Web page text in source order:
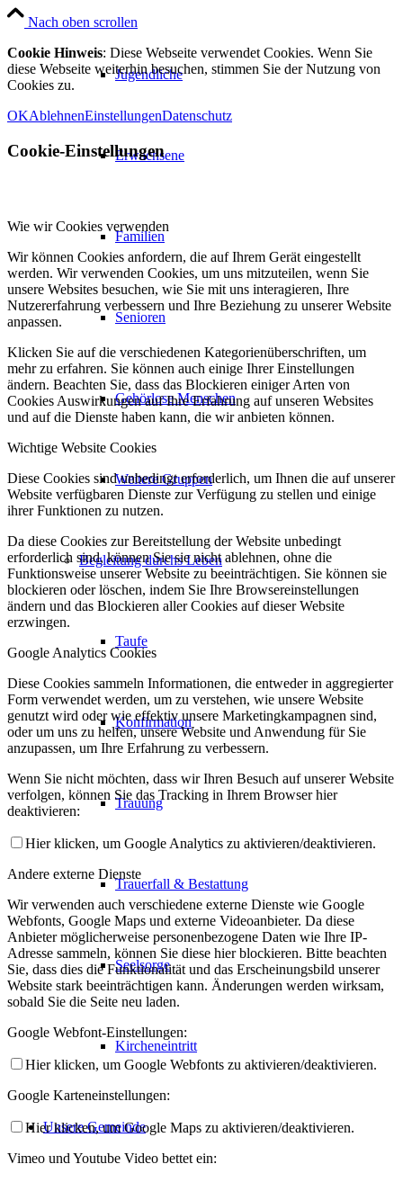
Jugendliche
Erwachsene
Familien
Senioren
Gehörlose Menschen
Weitere Gruppen
Begleitung durchs Leben
Taufe
Konfirmation
Trauung
Trauerfall & Bestattung
Seelsorge
Kircheneintritt
Unsere Gemeinde
Nach oben scrollen
Cookie Hinweis: Diese Webseite verwendet Cookies. Wenn Sie
diese Webseite weiterhin besuchen, stimmen Sie der Nutzung von
Cookies zu.
OKAblehnenEinstellungenDatenschutz
Cookie-Einstellungen
Wie wir Cookies verwenden
Wir können Cookies anfordern, die auf Ihrem Gerät eingestellt
werden. Wir verwenden Cookies, um uns mitzuteilen, wenn Sie
unsere Websites besuchen, wie Sie mit uns interagieren, Ihre
Nutzererfahrung verbessern und Ihre Beziehung zu unserer Website
anpassen.
Klicken Sie auf die verschiedenen Kategorienüberschriften, um
mehr zu erfahren. Sie können auch einige Ihrer Einstellungen
ändern. Beachten Sie, dass das Blockieren einiger Arten von
Cookies Auswirkungen auf Ihre Erfahrung auf unseren Websites
und auf die Dienste haben kann, die wir anbieten können.
Wichtige Website Cookies
Diese Cookies sind unbedingt erforderlich, um Ihnen die auf unserer
Website verfügbaren Dienste zur Verfügung zu stellen und einige
ihrer Funktionen zu nutzen.
Da diese Cookies zur Bereitstellung der Website unbedingt
erforderlich sind, können Sie sie nicht ablehnen, ohne die
Funktionsweise unserer Website zu beeinträchtigen. Sie können sie
blockieren oder löschen, indem Sie Ihre Browsereinstellungen
ändern und das Blockieren aller Cookies auf dieser Website
erzwingen.
Google Analytics Cookies
Diese Cookies sammeln Informationen, die entweder in aggregierter
Form verwendet werden, um zu verstehen, wie unsere Website
genutzt wird oder wie effektiv unsere Marketingkampagnen sind,
oder um uns zu helfen, unsere Website und Anwendung für Sie
anzupassen, um Ihre Erfahrung zu verbessern.
Wenn Sie nicht möchten, dass wir Ihren Besuch auf unserer Website
verfolgen, können Sie das Tracking in Ihrem Browser hier
deaktivieren:
Hier klicken, um Google Analytics zu aktivieren/deaktivieren.
Andere externe Dienste
Wir verwenden auch verschiedene externe Dienste wie Google
Webfonts, Google Maps und externe Videoanbieter. Da diese
Anbieter möglicherweise personenbezogene Daten wie Ihre IP-
Adresse sammeln, können Sie diese hier blockieren. Bitte beachten
Sie, dass dies die Funktionalität und das Erscheinungsbild unserer
Website stark beeinträchtigen kann. Änderungen werden wirksam,
sobald Sie die Seite neu laden.
Google Webfont-Einstellungen:
Hier klicken, um Google Webfonts zu aktivieren/deaktivieren.
Google Karteneinstellungen:
Hier klicken, um Google Maps zu aktivieren/deaktivieren.
Vimeo und Youtube Video bettet ein: